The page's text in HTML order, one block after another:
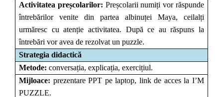
Activitatea preșcolarilor: Preșcolarii numiți vor răspunde
întrebărilor venite din partea albinuței Maya, ceilalți
urmăresc cu atenție activitatea. După ce au răspuns la
întrebări vor avea de rezolvat un puzzle.
Strategia didactică
Metode: conversația, explicația, exercițiul.
Mijloace: prezentare PPT pe laptop, link de acces la I’M
PUZZLE.